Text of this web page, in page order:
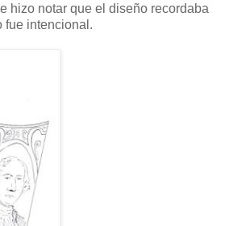
hizo notar que el diseño recordaba
fue intencional.